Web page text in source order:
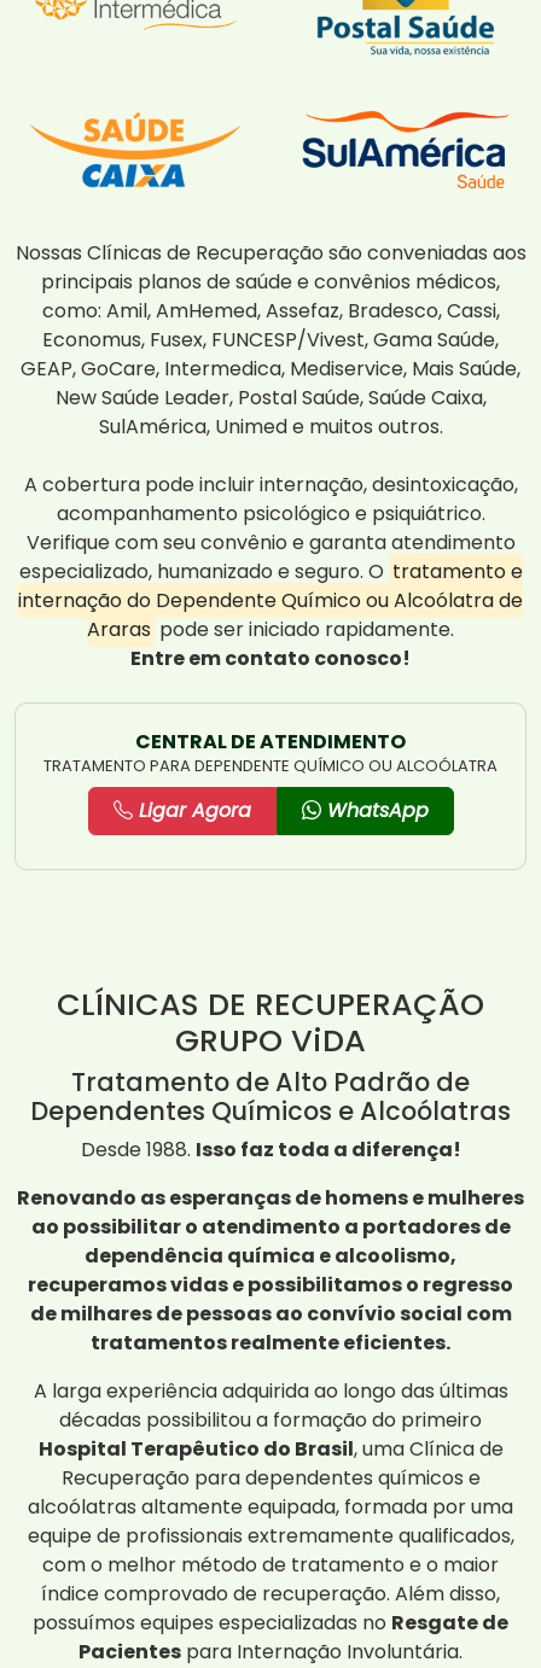
Nossas Clínicas de Recuperação são conveniadas aos
principais planos de saúde e convênios médicos,
como: Amil, AmHemed, Assefaz, Bradesco, Cassi,
Economus, Fusex, FUNCESP/Vivest, Gama Saúde,
GEAP, GoCare, Intermedica, Mediservice, Mais Saúde,
New Saúde Leader, Postal Saúde, Saúde Caixa,
SulAmérica, Unimed e muitos outros.
A cobertura pode incluir internação, desintoxicação,
acompanhamento psicológico e psiquiátrico.
Verifique com seu convênio e garanta atendimento
especializado, humanizado e seguro. O tratamento e
internação do Dependente Químico ou Alcoólatra de
Araras pode ser iniciado rapidamente.
Entre em contato conosco!
CENTRAL DE ATENDIMENTO
TRATAMENTO PARA DEPENDENTE QUÍMICO OU ALCOÓLATRA
Ligar Agora WhatsApp
CLÍNICAS DE RECUPERAÇÃO
GRUPO ViDA
Tratamento de Alto Padrão de
Dependentes Químicos e Alcoólatras
Desde 1988. Isso faz toda a diferença!
Renovando as esperanças de homens e mulheres
ao possibilitar o atendimento a portadores de
dependência química e alcoolismo,
recuperamos vidas e possibilitamos o regresso
de milhares de pessoas ao convívio social com
tratamentos realmente eficientes.
A larga experiência adquirida ao longo das últimas
décadas possibilitou a formação do primeiro
Hospital Terapêutico do Brasil, uma Clínica de
Recuperação para dependentes químicos e
alcoólatras altamente equipada, formada por uma
equipe de profissionais extremamente qualificados,
com o melhor método de tratamento e o maior
índice comprovado de recuperação. Além disso,
possuímos equipes especializadas no Resgate de
Pacientes para Internação Involuntária.